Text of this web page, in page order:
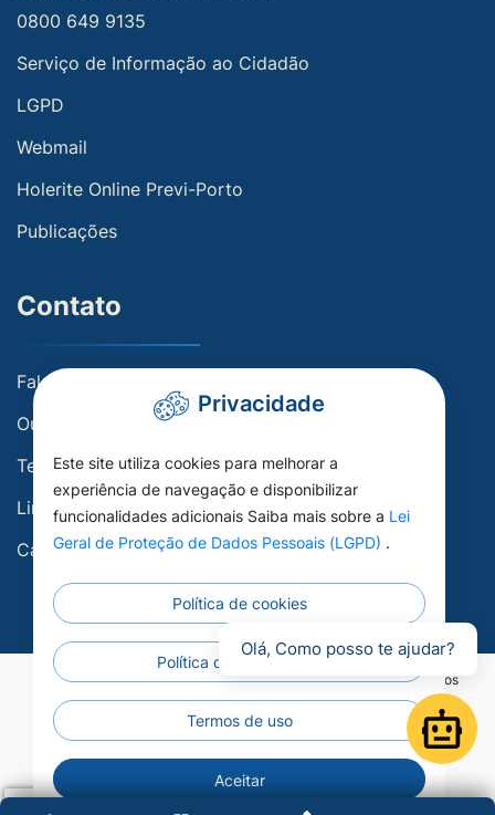
0800 649 9135
Serviço de Informação ao Cidadão
LGPD
Webmail
Holerite Online Previ-Porto
Publicações
Contato
Fale conosco
Ouvidoria
Telefones Úteis
Links Úteis
Carta de Serviços
©2026 - Prefeitura Municipal de Porto Esperidião - Todos os direitos
Privacidade
Este site utiliza cookies para melhorar a
experiência de navegação e disponibilizar
funcionalidades adicionais Saiba mais sobre a Lei
Geral de Proteção de Dados Pessoais (LGPD) .
Política de cookies
Política de privacidade
Termos de uso
Aceitar
Olá, Como posso te ajudar?